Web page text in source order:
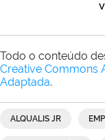
Todo o conteúdo
Creative Commons
Adaptada.
ALQUALIS JR